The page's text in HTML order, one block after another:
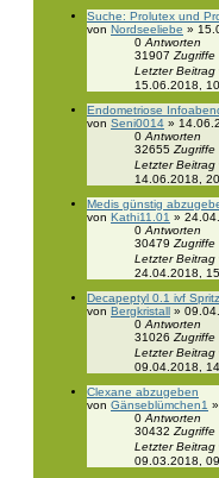
Suche: Prolutex und
von Nordseeliebe »
0Antworten
31907Zugriffe
Letzter Beitrag
15.06.2018,
Endometriose
von Seni0014 »
0Antworten
32655Zugriffe
Letzter Beitrag
14.06.2018,
Medis günstig
von Kathi11.01 »
0Antworten
30479Zugriffe
Letzter Beitrag
24.04.2018,
Decapeptyl 0.1 ivf
von Bergkristall »
0Antworten
31026Zugriffe
Letzter Beitrag
09.04.2018,
Clexane abzugeben
von Gänseblümchen1
0Antworten
30432Zugriffe
Letzter Beitrag
09.03.2018,